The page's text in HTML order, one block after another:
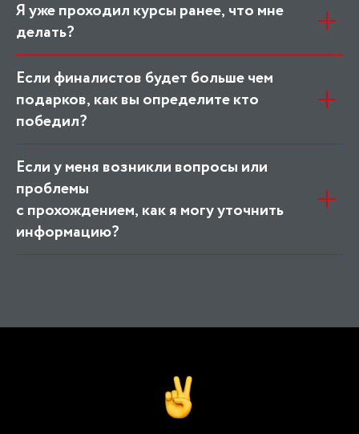
Я уже проходил курсы ранее, что мне
делать?
Если финалистов будет больше чем
подарков, как вы определите кто
победил?
Если у меня возникли вопросы или
проблемы
с прохождением, как я могу уточнить
информацию?